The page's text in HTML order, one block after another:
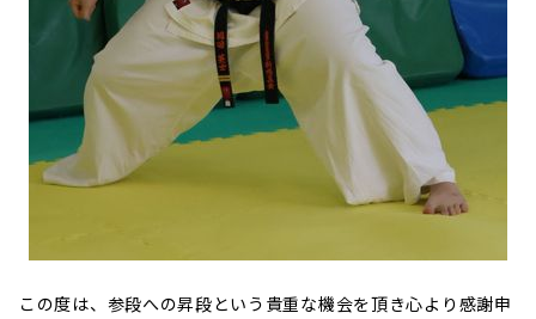
この度は、参段への昇段という貴重な機会を頂き心より感謝申